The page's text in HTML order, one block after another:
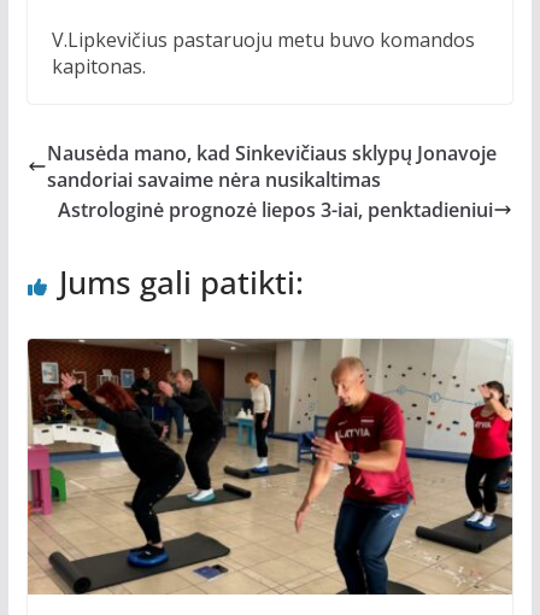
V.Lipkevičius pastaruoju metu buvo komandos
kapitonas.
Nausėda mano, kad Sinkevičiaus sklypų Jonavoje
sandoriai savaime nėra nusikaltimas
Astrologinė prognozė liepos 3-iai, penktadieniui
Jums gali patikti: